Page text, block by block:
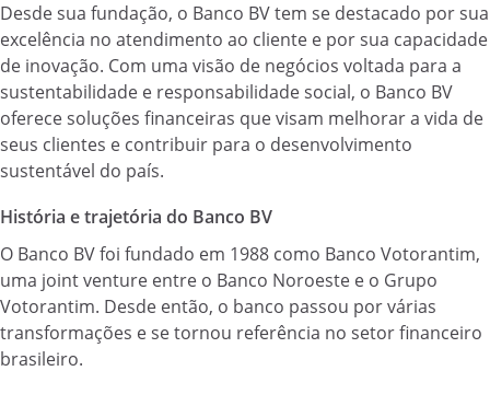
Desde sua fundação, o Banco BV tem se destacado por sua
excelência no atendimento ao cliente e por sua capacidade
de inovação. Com uma visão de negócios voltada para a
sustentabilidade e responsabilidade social, o Banco BV
oferece soluções financeiras que visam melhorar a vida de
seus clientes e contribuir para o desenvolvimento
sustentável do país.
História e trajetória do Banco BV
O Banco BV foi fundado em 1988 como Banco Votorantim,
uma joint venture entre o Banco Noroeste e o Grupo
Votorantim. Desde então, o banco passou por várias
transformações e se tornou referência no setor financeiro
brasileiro.